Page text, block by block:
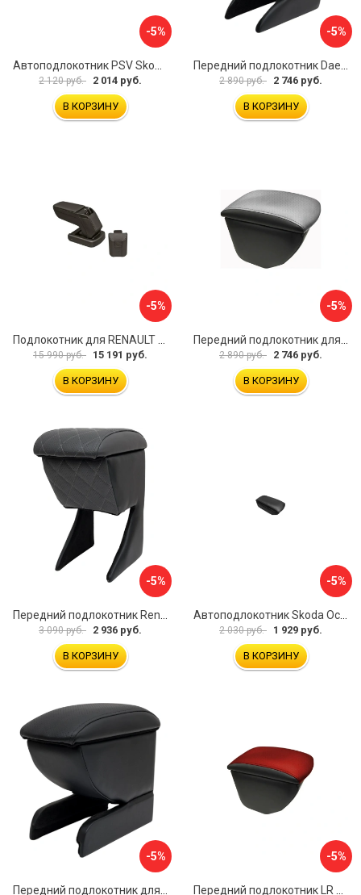
-5%
2 120 руб. 2 014 руб.
В КОРЗИНУ
-5%
2 890 руб. 2 746 руб.
В КОРЗИНУ
-5%
Подлокотник для RENAULT Kaptur 2017 г.в. armster 2 BLACK V00970
15 990 руб. 15 191 руб.
В КОРЗИНУ
-5%
Передний подлокотник для KIA Rio 4 2017-н.в. AVTOLIDER1 PP-KIA-Rio-4-02
2 890 руб. 2 746 руб.
В КОРЗИНУ
-5%
3 090 руб. 2 936 руб.
В КОРЗИНУ
-5%
2 030 руб. 1 929 руб.
В КОРЗИНУ
-5% -5%